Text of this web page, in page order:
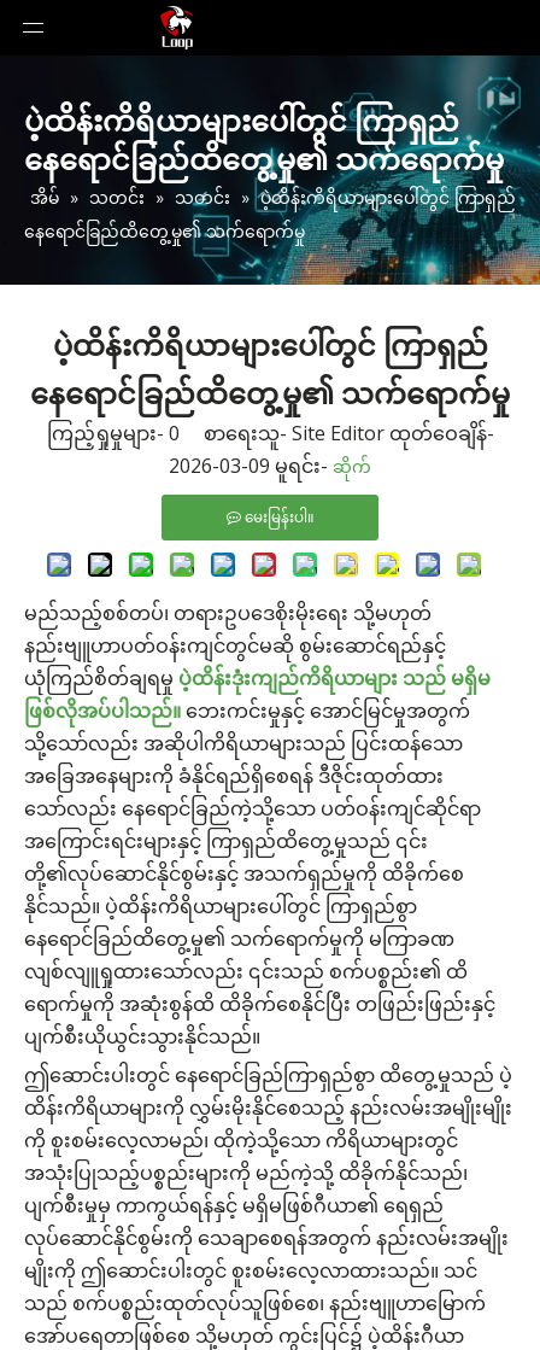
ပဲ့ထိန်းကိရိယာများပေါ်တွင် ကြာရှည်
နေရောင်ခြည်ထိတွေ့မှု၏ သက်ရောက်မှု
အိမ် » သတင်း » သတင်း » ပဲ့ထိန်းကိရိယာများပေါ်တွင် ကြာရှည်
နေရောင်ခြည်ထိတွေ့မှု၏ သက်ရောက်မှု
ပဲ့ထိန်းကိရိယာများပေါ်တွင် ကြာရှည်
နေရောင်ခြည်ထိတွေ့မှု၏ သက်ရောက်မှု
ကြည့်ရှုမှုများ- 0 စာရေးသူ- Site Editor ထုတ်ဝေချိန်-
2026-03-09 မူရင်း- ဆိုက်
မေးမြန်းပါ။
မည်သည့်စစ်တပ်၊ တရားဥပဒေစိုးမိုးရေး သို့မဟုတ်
နည်းဗျူဟာပတ်ဝန်းကျင်တွင်မဆို စွမ်းဆောင်ရည်နှင့်
ယုံကြည်စိတ်ချရမှု ပဲ့ထိန်းဒုံးကျည်ကိရိယာများ သည် မရှိမ
ဖြစ်လိုအပ်ပါသည်။ဘေးကင်းမှုနှင့် အောင်မြင်မှုအတွက်
သို့သော်လည်း အဆိုပါကိရိယာများသည် ပြင်းထန်သော
အခြေအနေများကို ခံနိုင်ရည်ရှိစေရန် ဒီဇိုင်းထုတ်ထား
သော်လည်း နေရောင်ခြည်ကဲ့သို့သော ပတ်ဝန်းကျင်ဆိုင်ရာ
အကြောင်းရင်းများနှင့် ကြာရှည်ထိတွေ့မှုသည် ၎င်း
တို့၏လုပ်ဆောင်နိုင်စွမ်းနှင့် အသက်ရှည်မှုကို ထိခိုက်စေ
နိုင်သည်။ ပဲ့ထိန်းကိရိယာများပေါ်တွင် ကြာရှည်စွာ
နေရောင်ခြည်ထိတွေ့မှု၏ သက်ရောက်မှုကို မကြာခဏ
လျစ်လျူရှုထားသော်လည်း ၎င်းသည် စက်ပစ္စည်း၏ ထိ
ရောက်မှုကို အဆုံးစွန်ထိ ထိခိုက်စေနိုင်ပြီး တဖြည်းဖြည်းနှင့်
ပျက်စီးယိုယွင်းသွားနိုင်သည်။
ဤဆောင်းပါးတွင် နေရောင်ခြည်ကြာရှည်စွာ ထိတွေ့မှုသည် ပဲ့
ထိန်းကိရိယာများကို လွှမ်းမိုးနိုင်စေသည့် နည်းလမ်းအမျိုးမျိုး
ကို စူးစမ်းလေ့လာမည်၊ ထိုကဲ့သို့သော ကိရိယာများတွင်
အသုံးပြုသည့်ပစ္စည်းများကို မည်ကဲ့သို့ ထိခိုက်နိုင်သည်၊
ပျက်စီးမှုမှ ကာကွယ်ရန်နှင့် မရှိမဖြစ်ဂီယာ၏ ရေရှည်
လုပ်ဆောင်နိုင်စွမ်းကို သေချာစေရန်အတွက် နည်းလမ်းအမျိုး
မျိုးကို ဤဆောင်းပါးတွင် စူးစမ်းလေ့လာထားသည်။ သင်
သည် စက်ပစ္စည်းထုတ်လုပ်သူဖြစ်စေ၊ နည်းဗျူဟာမြောက်
အော်ပရေတာဖြစ်စေ သို့မဟုတ် ကွင်းပြင်၌ ပဲ့ထိန်းဂီယာ